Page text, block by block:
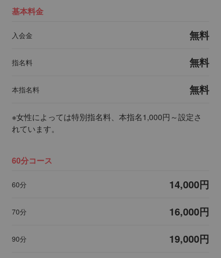
基本料金
入会金 無料
指名料 無料
本指名料 無料
※女性によっては特別指名料、本指名1,000円～設定さ
れています。
60分コース
60分 14,000円
70分 16,000円
90分 19,000円